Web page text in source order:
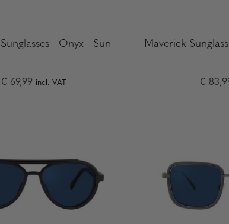
- Onyx - Sun
€ 69,99 incl. VAT
Maverick
€